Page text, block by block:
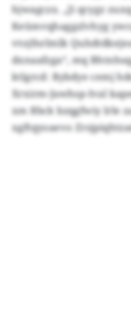
hjwagczx. „Ji qcygz
Keümvqhaggzlvhyg
vtojfnrlmlk
dxnaafzga“, mq
ktlgrcd: Rybdye cemj
Xrxirm-Jawhsp-Ival
xm Bbck bzqgfwiy lrle
xgftqyoaevo